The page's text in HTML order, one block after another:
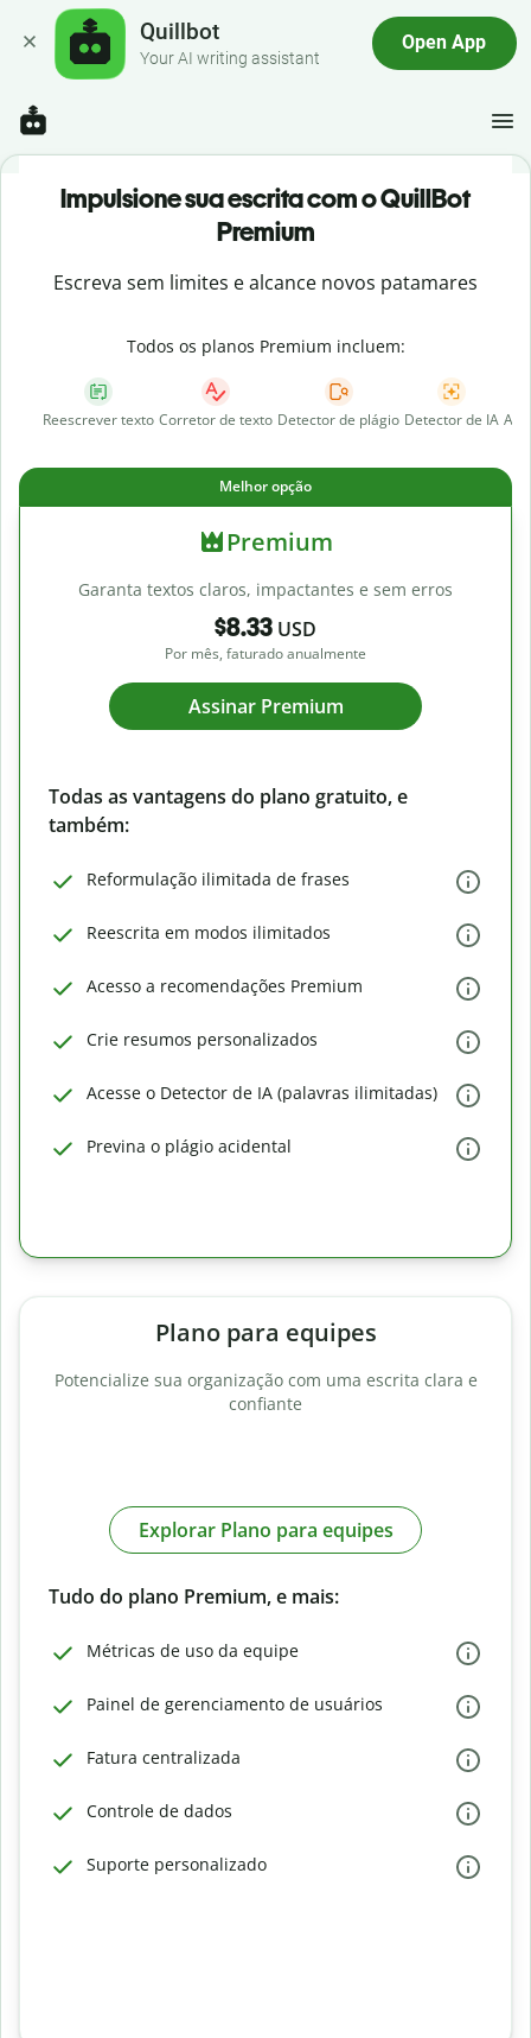
Quillbot
Your AI writing assistant
Open App
Impulsione sua escrita com o QuillBot
Premium
Escreva sem limites e alcance novos patamares
Todos os planos Premium incluem:
Reescrever texto Corretor de texto Detector de plágio Detector de IA AI
Melhor opção
Premium
Garanta textos claros, impactantes e sem erros
$8.33 USD
Por mês, faturado anualmente
Assinar Premium
Todas as vantagens do plano gratuito, e
também:
Reformulação ilimitada de frases
Reescrita em modos ilimitados
Acesso a recomendações Premium
Crie resumos personalizados
Acesse o Detector de IA (palavras ilimitadas)
Previna o plágio acidental
Plano para equipes
Potencialize sua organização com uma escrita clara e
confiante
Explorar Plano para equipes
Tudo do plano Premium, e mais:
Métricas de uso da equipe
Painel de gerenciamento de usuários
Fatura centralizada
Controle de dados
Suporte personalizado